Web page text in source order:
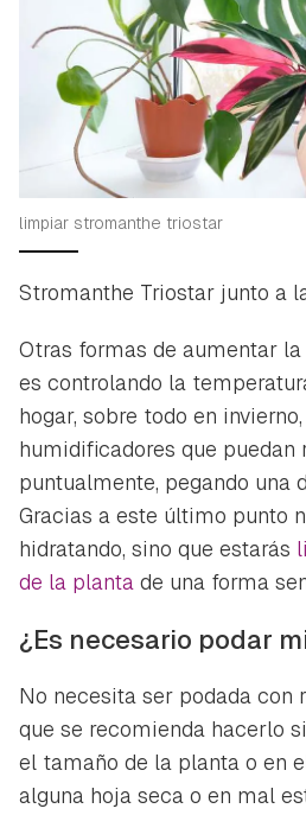
limpiar stromanthe triostar
Stromanthe Triostar junto a
Otras formas de aumentar
es controlando la
hogar, sobre todo en
humidificadores que puedan
puntualmente, pegando una
Gracias a este último punto
hidratando, sino que estarás
de la planta de una forma
¿Es necesario podar
No necesita ser podada con
que se recomienda hacerlo
el tamaño de la planta o en
alguna hoja seca o en mal